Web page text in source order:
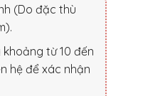
(Do đặc thù
từ 10 đến
hệ để xác nhận